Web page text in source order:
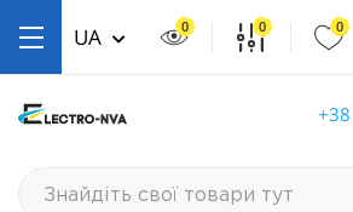
UA 0 0 0